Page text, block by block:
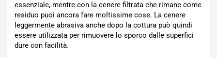
essenziale, mentre con la cenere filtrata che rimane come
residuo puoi ancora fare moltissime cose. La cenere
leggermente abrasiva anche dopo la cottura può quindi
essere utilizzata per rimuovere lo sporco dalle superfici
dure con facilità.